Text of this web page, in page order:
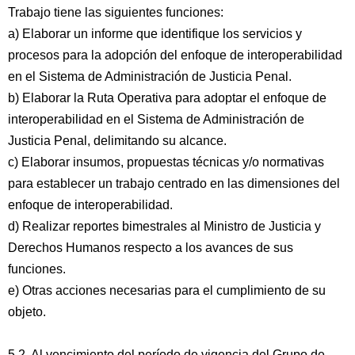
Trabajo tiene las siguientes funciones:
a) Elaborar un informe que identifique los servicios y
procesos para la adopción del enfoque de interoperabilidad
en el Sistema de Administración de Justicia Penal.
b) Elaborar la Ruta Operativa para adoptar el enfoque de
interoperabilidad en el Sistema de Administración de
Justicia Penal, delimitando su alcance.
c) Elaborar insumos, propuestas técnicas y/o normativas
para establecer un trabajo centrado en las dimensiones del
enfoque de interoperabilidad.
d) Realizar reportes bimestrales al Ministro de Justicia y
Derechos Humanos respecto a los avances de sus
funciones.
e) Otras acciones necesarias para el cumplimiento de su
objeto.